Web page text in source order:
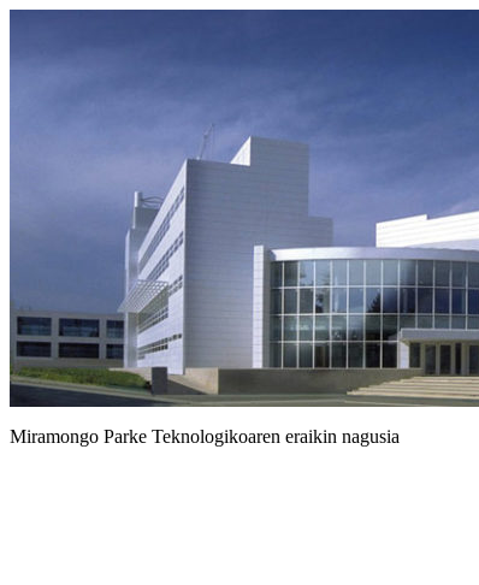
Miramongo Parke Teknologikoaren eraikin nagusia